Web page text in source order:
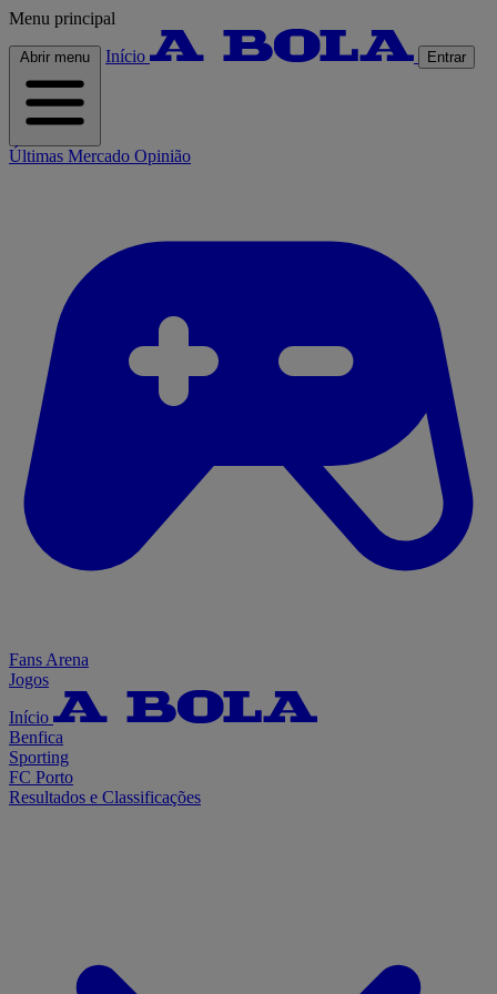
Menu principal
Abrir menu Início Entrar
Últimas Mercado Opinião
Fans Arena
Jogos
Início
Benfica
Sporting
FC Porto
Resultados e Classificações